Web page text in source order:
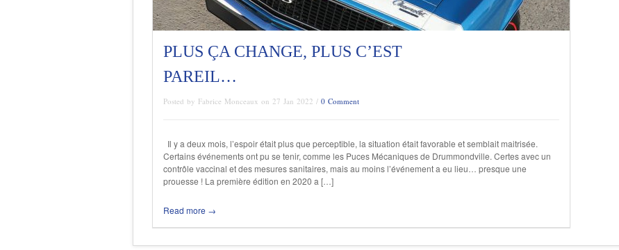
PLUS ÇA CHANGE, PLUS C’EST
PAREIL…
Posted by Fabrice Monceaux on 27 Jan 2022 / 0 Comment
Il y a deux mois, l’espoir était plus que perceptible, la situation était favorable et semblait maitrisée.
Certains événements ont pu se tenir, comme les Puces Mécaniques de Drummondville. Certes avec un
contrôle vaccinal et des mesures sanitaires, mais au moins l’événement a eu lieu… presque une
prouesse ! La première édition en 2020 a […]
Read more →